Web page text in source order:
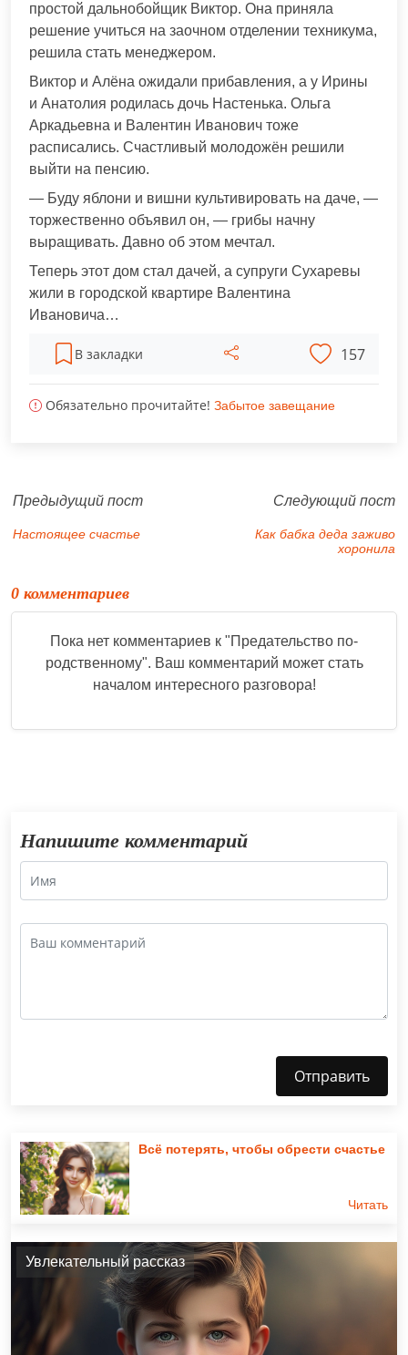
простой дальнобойщик Виктор. Она приняла
решение учиться на заочном отделении техникума,
решила стать менеджером.
Виктор и Алёна ожидали прибавления, а у Ирины
и Анатолия родилась дочь Настенька. Ольга
Аркадьевна и Валентин Иванович тоже
расписались. Счастливый молодожён решили
выйти на пенсию.
— Буду яблони и вишни культивировать на даче, —
торжественно объявил он, — грибы начну
выращивать. Давно об этом мечтал.
Теперь этот дом стал дачей, а супруги Сухаревы
жили в городской квартире Валентина
Ивановича…
В закладки 157
Обязательно прочитайте! Забытое завещание
Предыдущий пост
Настоящее счастье
Следующий пост
Как бабка деда заживо
хоронила
0 комментариев
Пока нет комментариев к "Предательство по-
родственному". Ваш комментарий может стать
началом интересного разговора!
Напишите комментарий
Отправить
Всё потерять, чтобы обрести счастье
Читать
Увлекательный рассказ